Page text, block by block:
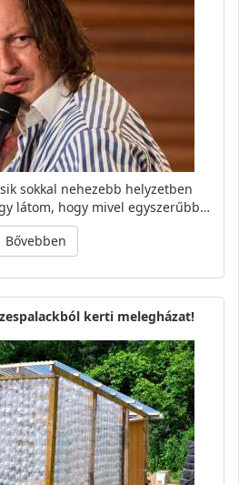
sokkal nehezebb helyzetben
látom, hogy mivel egyszerűbb…
Bővebben
kerti melegházat!